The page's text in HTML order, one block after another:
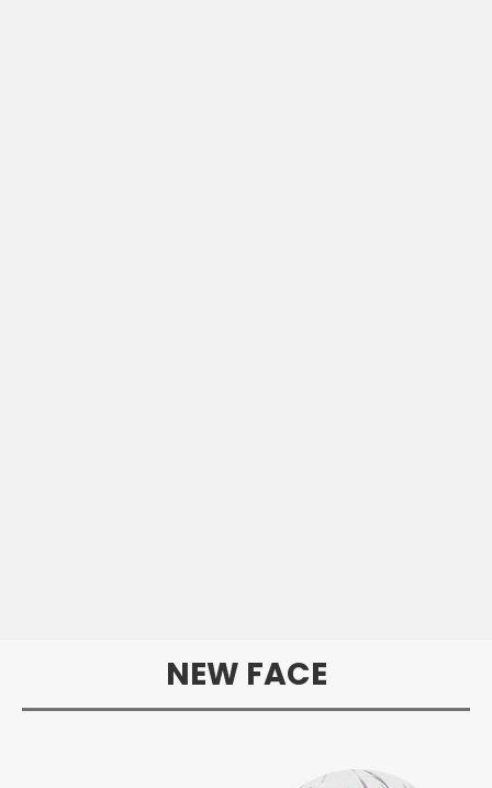
NEW FACE